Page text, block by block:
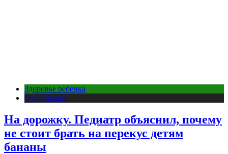
Здоровье ребенка
Публикации
На дорожку. Педиатр объяснил, почему
не стоит брать на перекус детям
бананы